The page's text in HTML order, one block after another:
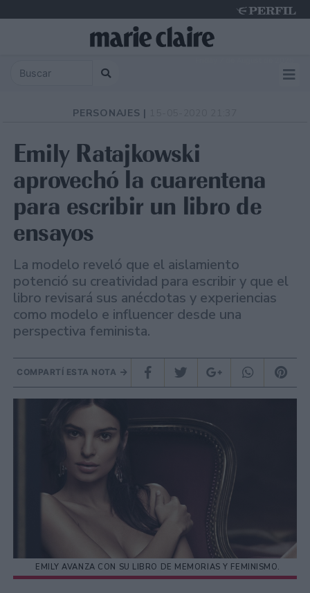
PERSONAJES |
Emily Ratajkowski
aprovechó la cuarentena
para escribir un libro de
ensayos
La modelo reveló que el aislamiento
potenció su creatividad para escribir y que el
libro revisará sus anécdotas y experiencias
como modelo e influencer desde una
perspectiva feminista.
COMPARTÍ ESTA NOTA
EMILY AVANZA CON SU LIBRO DE MEMORIAS Y FEMINISMO.